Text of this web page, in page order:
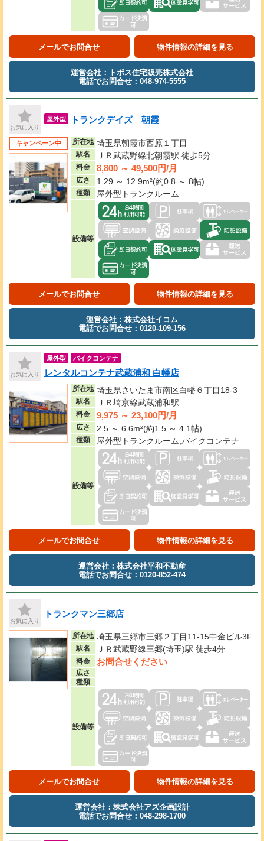
メールでお問合せ 物件情報の詳細を見る
運営会社：トポス住宅販売株式会社
電話でお問合せ：048-974-5555
お気に入り
屋外型 トランクデイズ 朝霞
キャンペーン中 所在地 埼玉県朝霞市西原１丁目
駅名 ＪＲ武蔵野線北朝霞駅 徒歩5分
料金 8,800 ～ 49,500円/月
広さ 1.29 ～ 12.9m²(約0.8 ～ 8帖)
種類 屋外型トランクルーム
設備等
メールでお問合せ 物件情報の詳細を見る
運営会社：株式会社イコム
電話でお問合せ：0120-109-156
お気に入り
屋外型 バイクコンテナ
レンタルコンテナ武蔵浦和 白幡店
所在地 埼玉県さいたま市南区白幡６丁目18-3
駅名 ＪＲ埼京線武蔵浦和駅
料金 9,975 ～ 23,100円/月
広さ 2.5 ～ 6.6m²(約1.5 ～ 4.1帖)
種類 屋外型トランクルーム,バイクコンテナ
設備等
メールでお問合せ 物件情報の詳細を見る
運営会社：株式会社平和不動産
電話でお問合せ：0120-852-474
お気に入り
トランクマン三郷店
所在地 埼玉県三郷市三郷２丁目11-15中金ビル3F
駅名 ＪＲ武蔵野線三郷(埼玉)駅 徒歩4分
料金 お問合せください
広さ
種類
設備等
メールでお問合せ 物件情報の詳細を見る
運営会社：株式会社アズ企画設計
電話でお問合せ：048-298-1700